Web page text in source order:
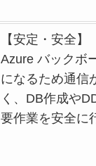
【安定・安全】
Azure バックボ
になるため通信
く、DB作成や
要作業を安全に